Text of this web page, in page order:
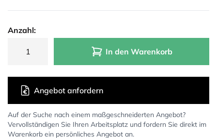
Anzahl:
In den Warenkorb
Auf der Suche nach einem maßgeschneiderten Angebot?
Vervollständigen Sie Ihren Arbeitsplatz und fordern Sie direkt im
Warenkorb ein persönliches Angebot an.
Angebot anfordern